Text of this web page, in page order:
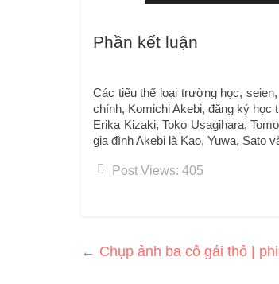
Phần kết luận
Các tiểu thể loại trường học,
chính, Komichi Akebi, đăng ký học
Erika Kizaki, Toko Usagihara,
gia đình Akebi là Kao, Yuwa, Sato
Post Views: 405
← Chụp ảnh ba cô gái thỏ |